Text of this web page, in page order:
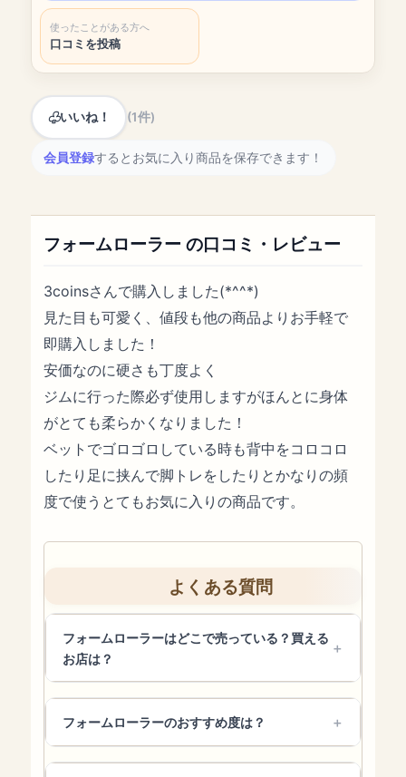
使ったことがある方へ
口コミを投稿
いいね！ (1件)
会員登録するとお気に入り商品を保存できます！
フォームローラー の口コミ・レビュー
3coinsさんで購入しました(*^^*)
見た目も可愛く、値段も他の商品よりお手軽で
即購入しました！
安価なのに硬さも丁度よく
ジムに行った際必ず使用しますがほんとに身体
がとても柔らかくなりました！
ベットでゴロゴロしている時も背中をコロコロ
したり足に挟んで脚トレをしたりとかなりの頻
度で使うとてもお気に入りの商品です。
よくある質問
フォームローラーはどこで売っている？買える
お店は？
フォームローラーのおすすめ度は？